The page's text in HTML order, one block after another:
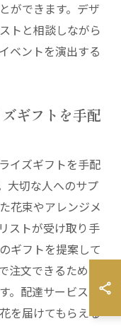
ができます。デザ
トと相談しながら
ベントを演出する
ギフトを手配
イズギフトを手配
大切な人へのサプ
花束やアレンジメ
ストが受け取り手
ギフトを提案して
文できるため、
。配達サービスを
を届けてもらえる